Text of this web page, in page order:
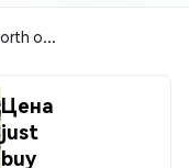
$1 (just buy $1 worth of this coin)
Цена
just
buy